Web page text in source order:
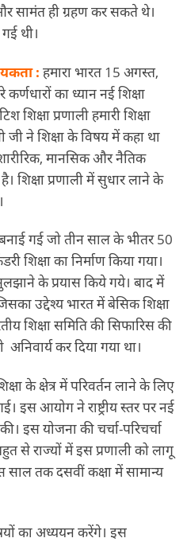
सामंत ही ग्रहण कर सकते थे।
थी।
: हमारा भारत 15 अगस्त,
का ध्यान नई शिक्षा
शिक्षा प्रणाली हमारी शिक्षा
जी ने शिक्षा के विषय में कहा था
मानसिक और नैतिक
शिक्षा प्रणाली में सुधार लाने के
गई जो तीन साल के भीतर 50
शिक्षा का निर्माण किया गया।
के प्रयास किये गये। बाद में
उद्देश्य भारत में बेसिक शिक्षा
शिक्षा समिति की सिफारिस की
कर दिया गया था।
के क्षेत्र में परिवर्तन लाने के लिए
इस आयोग ने राष्ट्रीय स्तर पर नई
इस योजना की चर्चा-परिचर्चा
से राज्यों में इस प्रणाली को लागू
साल तक दसवीं कक्षा में सामान्य
काअध्ययनकरेंगे। इस